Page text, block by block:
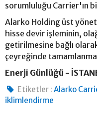
sorumluluğu Carrier'ın
Alarko Holding üst
hisse devir işleminin,
getirilmesine bağlı
çeyreğinde
Enerji Günlüğü -
Etiketler : Alarko
iklimlendirme